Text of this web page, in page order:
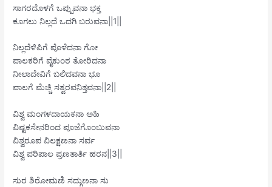
ಸಾಗರದೊಳಗೆ ಒಪ್ಪುವನಾ ಭಕ್ತ
ಕೂಗಲು ನಿಲ್ಲದೆ ಒದಗಿ ಬರುವನಾ||1||
ನಿಲ್ಲದೆಳಿಪಿಗೆ ಪೊಳೆದನಾ ಗೋ
ಪಾಲಕರಿಗೆ ವೈಕುಂಠ ತೋರಿದನಾ
ನೀಲಾದೇವಿಗೆ ಬಲಿದವನಾ ಭೂ
ಪಾಲಗೆ ಮೆಚ್ಚಿ ಸತ್ವರವನಿತ್ತವನಾ||2||
ವಿಶ್ವ ಮಂಗಳದಾಯಕನಾ ಅಹಿ
ವಿಷ್ಟಕಸೇನರಿಂದ ಪೂಜೆಗೊಂಬುವನಾ
ವಿಶ್ವರೂಪ ವಿಲಕ್ಷಣನಾ ಸರ್ವ
ವಿಶ್ವ ಪರಿಪಾಲ ಪ್ರಣತಾರ್ತಿ ಹರನ||3||
ಸುರ ಶಿರೋಮಣಿ ಸದ್ಗುಣನಾ ಸು